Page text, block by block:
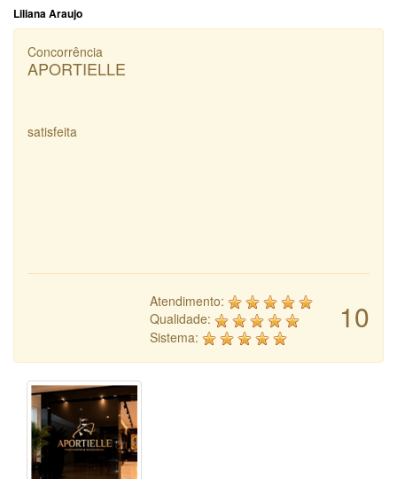
Liliana Araujo
Concorrência
APORTIELLE
satisfeita
10
Atendimento:
Qualidade:
Sistema: